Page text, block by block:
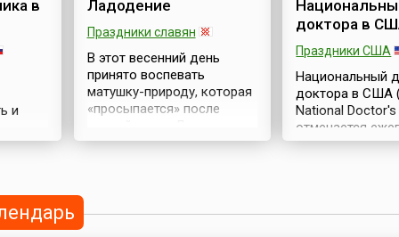
в
и
Ладодение
Праздники славян
В этот весенний день
принято воспевать
матушку-природу, которая
«просыпается» после
словами — это праздник
пантеона Лады —
доктора в
Праздники США
Национальный
доктора в США
National Doctor's
отмечается
марта, начиная
года